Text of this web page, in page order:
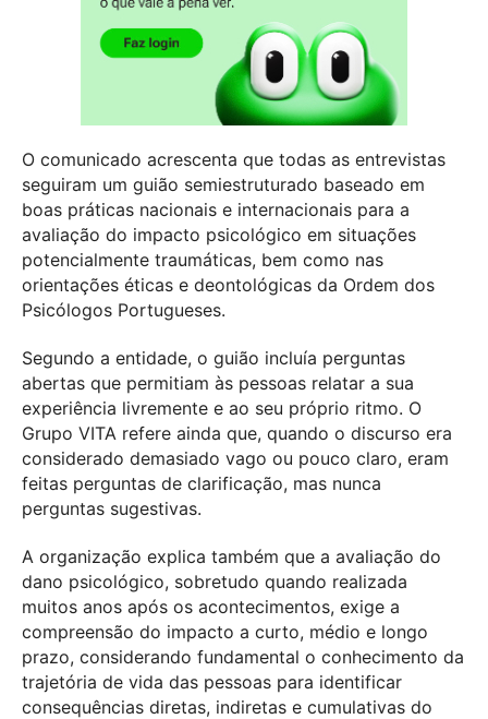
O comunicado acrescenta que todas as entrevistas
seguiram um guião semiestruturado baseado em
boas práticas nacionais e internacionais para a
avaliação do impacto psicológico em situações
potencialmente traumáticas, bem como nas
orientações éticas e deontológicas da Ordem dos
Psicólogos Portugueses.
Segundo a entidade, o guião incluía perguntas
abertas que permitiam às pessoas relatar a sua
experiência livremente e ao seu próprio ritmo. O
Grupo VITA refere ainda que, quando o discurso era
considerado demasiado vago ou pouco claro, eram
feitas perguntas de clarificação, mas nunca
perguntas sugestivas.
A organização explica também que a avaliação do
dano psicológico, sobretudo quando realizada
muitos anos após os acontecimentos, exige a
compreensão do impacto a curto, médio e longo
prazo, considerando fundamental o conhecimento da
trajetória de vida das pessoas para identificar
consequências diretas, indiretas e cumulativas do